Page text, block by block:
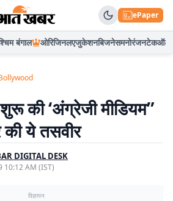
ePaper
बंगाल ओरिजिनलएजुकेशनबिजनेसमनोरंजनटेकऑटो
की ‘अंग्रेजी मीडियम”
ये तसवीर
DIGITAL DESK
10:12 AM (IST)
विज्ञापन